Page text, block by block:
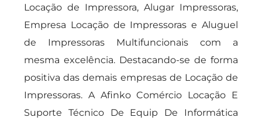
Locação de Impressora, Alugar Impressoras,
Empresa Locação de Impressoras e Aluguel
de Impressoras Multifuncionais com a
mesma excelência. Destacando-se de forma
positiva das demais empresas de Locação de
Impressoras. A Afinko Comércio Locação E
Suporte Técnico De Equip De Informática